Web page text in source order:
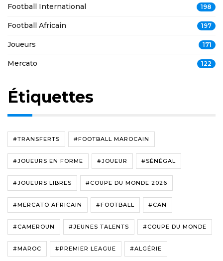
Football International 198
Football Africain 197
Joueurs 171
Mercato 122
Étiquettes
#TRANSFERTS #FOOTBALL MAROCAIN
#JOUEURS EN FORME #JOUEUR #SÉNÉGAL
#JOUEURS LIBRES #COUPE DU MONDE 2026
#MERCATO AFRICAIN #FOOTBALL #CAN
#CAMEROUN #JEUNES TALENTS #COUPE DU MONDE
#MAROC #PREMIER LEAGUE #ALGÉRIE